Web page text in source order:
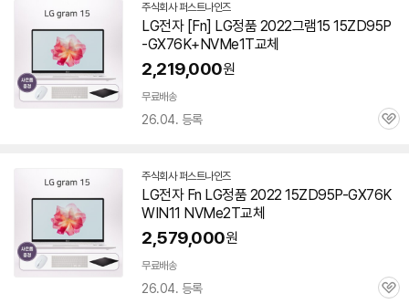
주식회사 퍼스트나인즈네
이
버
페
이
LG전자 [Fn] LG정품 2022그램15 15ZD95P
-GX76K+NVMe1T교체
2,219,000원
무료배송
26.04. 등록
관
주식회사 퍼스트나인즈네
이
버
페
이
LG전자 Fn LG정품 2022 15ZD95P-GX76K
WIN11 NVMe2T교체
2,579,000원
무료배송
26.04. 등록
관